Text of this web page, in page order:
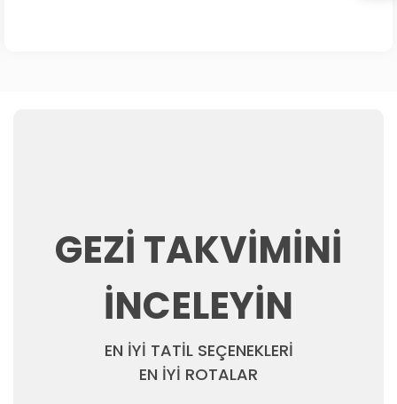
GEZİ TAKVİMİNİ
İNCELEYİN
EN İYİ TATİL SEÇENEKLERİ
EN İYİ ROTALAR